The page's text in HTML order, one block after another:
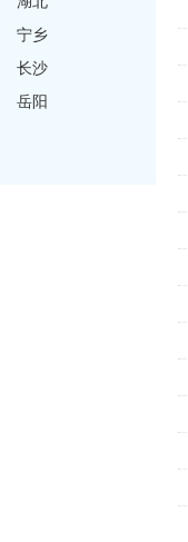
宁乡
长沙
岳阳